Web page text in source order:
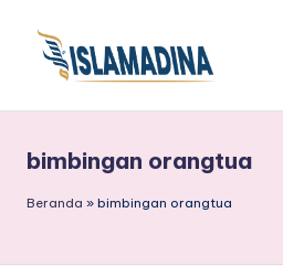
bimbingan orangtua
Beranda » bimbingan orangtua